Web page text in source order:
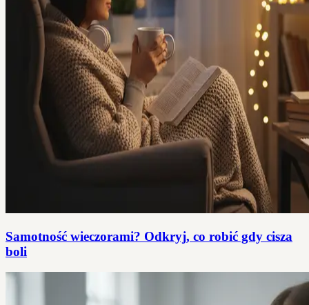
Samotność wieczorami? Odkryj, co robić gdy cisza
boli